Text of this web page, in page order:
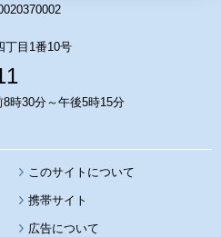
目1番10号
時30分～午後5時15分
このサイトについて
携帯サイト
広告について